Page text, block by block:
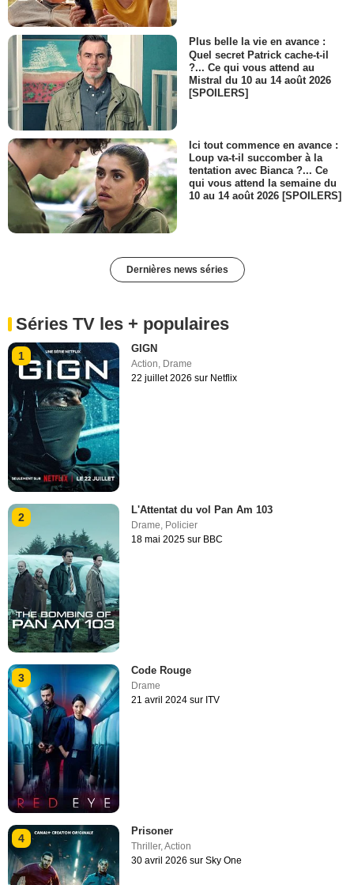
Plus belle la vie en avance :
Quel secret Patrick cache-t-il
?... Ce qui vous attend au
Mistral du 10 au 14 août 2026
[SPOILERS]
Ici tout commence en avance :
Loup va-t-il succomber à la
tentation avec Bianca ?... Ce
qui vous attend la semaine du
10 au 14 août 2026 [SPOILERS]
Dernières news séries
Séries TV les + populaires
1
GIGN
Action, Drame
22 juillet 2026 sur Netflix
2
L'Attentat du vol Pan Am 103
Drame Policier
18 mai 2025 sur BBC
3
Code Rouge
Drame
21 avril 2024 sur ITV
4
Prisoner
Thriller,Action
30 avril 2026 sur Sky One